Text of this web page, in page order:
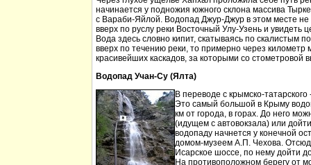
начинается у подножия южного склона массива
с Вараби-Яйлой. Водопад Джур-Джур в этом месте
вверх по руслу реки Восточный Улу-Узень и увидеть
Вода здесь словно кипит, скатываясь по скалистым
вверх по течению реки, то примерно через километр
красивейших каскадов, за которыми со стометровой
Водопад Учан-Су (Ялта)
В переводе с крымско-
Это самый большой в Крыму
км от города, в горах. До него
(идущем с автовокзала) или
водопаду начнется у конечной
домом-музеем А.П. Чехова.
Исарское шоссе, по нему дойти
На противоположном берегу от